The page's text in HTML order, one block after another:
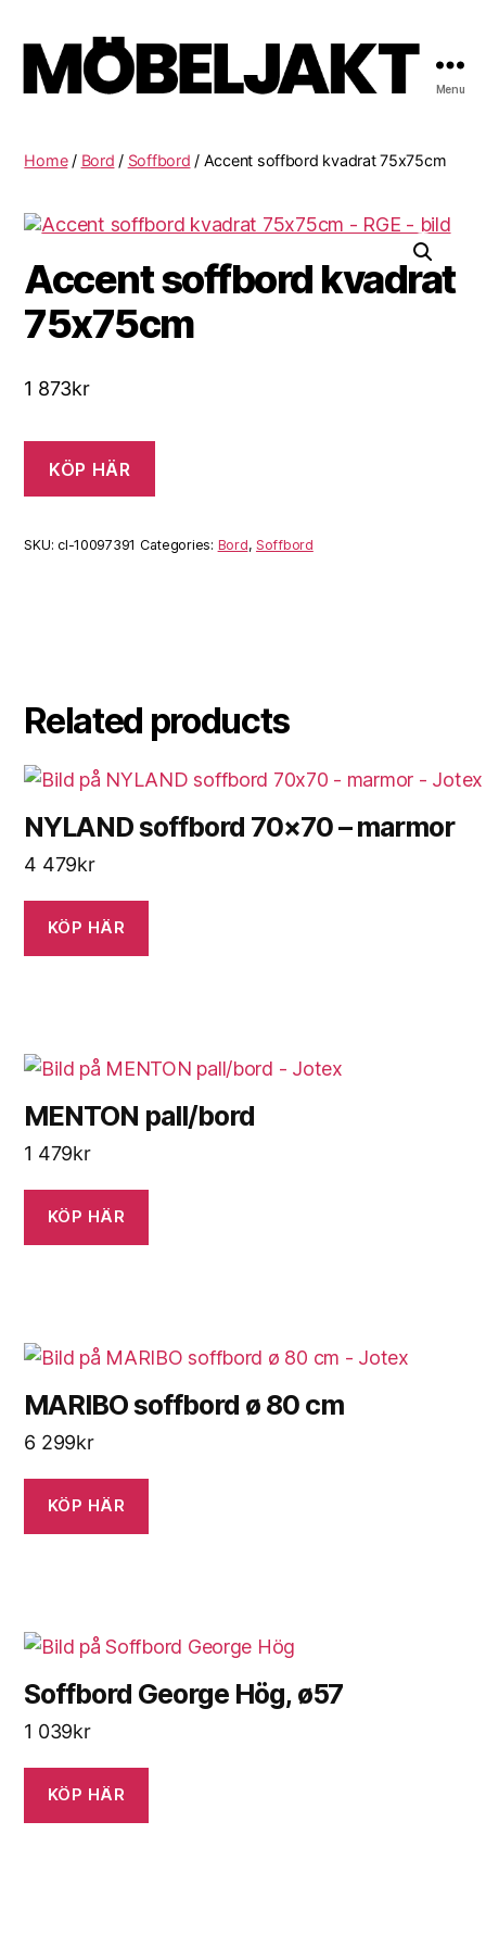
Menu
Home/ Bord / Soffbord / Accent soffbord kvadrat 75x75cm
Accent soffbord kvadrat
75x75cm
1 873kr
KÖP HÄR
SKU:cl-10097391 Categories: Bord, Soffbord
Related products
NYLAND soffbord 70×70 – marmor
4 479kr
KÖP HÄR
MENTON pall/bord
1 479kr
KÖP HÄR
MARIBO soffbord ø 80 cm
6 299kr
KÖP HÄR
Soffbord George Hög, ø57
1 039kr
KÖP HÄR